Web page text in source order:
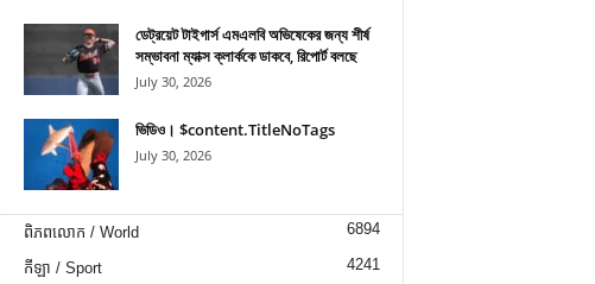
ডেট্রয়েট টাইগার্স এমএলবি অভিষেকের জন্য শীর্ষ
সম্ভাবনা ম্যাক্স ক্লার্ককে ডাকবে, রিপোর্ট বলছে
July 30, 2026
ভিডিও। $content.TitleNoTags
July 30, 2026
ពិភពលោក / World 6894
កីឡា / Sport 4241